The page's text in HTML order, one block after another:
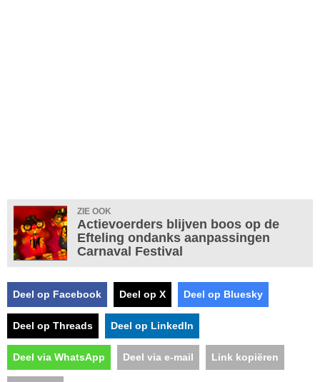
ZIE OOK
Actievoerders blijven boos op de
Efteling ondanks aanpassingen
Carnaval Festival
Deel op Facebook Deel op X Deel op Bluesky
Deel op Threads Deel op LinkedIn
Deel via WhatsApp Deel via e-mail Link kopiëren